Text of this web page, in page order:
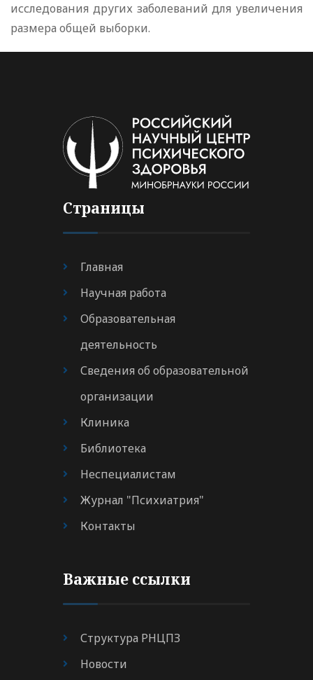
исследования других заболеваний для увеличения
размера общей выборки.
Страницы
Главная
Научная работа
Образовательная
деятельность
Сведения об образовательной
организации
Клиника
Библиотека
Неспециалистам
Журнал "Психиатрия"
Контакты
Важные ссылки
Структура РНЦПЗ
Новости